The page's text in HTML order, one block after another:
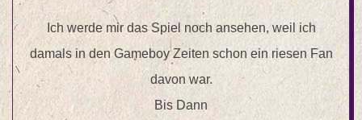
Ich werde mir das Spiel noch ansehen, weil ich
damals in den Gameboy Zeiten schon ein riesen Fan
davon war.
Bis Dann